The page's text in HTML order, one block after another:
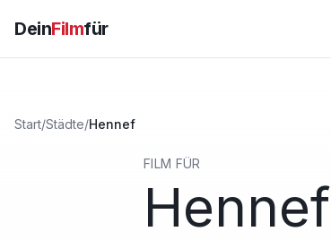
DeinFilmfür
Start/Städte/Hennef
FILM FÜR
Hennef